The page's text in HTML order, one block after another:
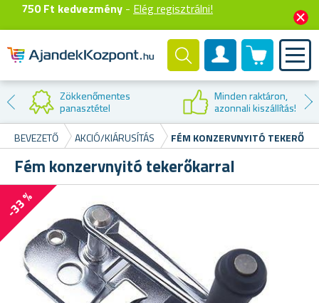
750 Ft kedvezmény - Elég regisztrálni!
Felhasználók fiók
0 termék
Zökkenőmentes
panasztétel
Minden raktáron,
azonnali kiszállítás!
BEVEZETŐ
AKCIÓ/KIÁRUSÍTÁS FÉM KONZERVNYITÓ
Fém konzervnyitó tekerőkarral
-33 %